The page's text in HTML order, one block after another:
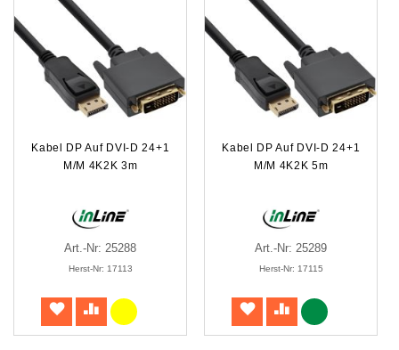
Kabel DP Auf DVI-D 24+1
M/M 4K2K 3m
Art.-Nr: 25288
Herst-Nr: 17113
Kabel DP Auf DVI-D 24+1
M/M 4K2K 5m
Art.-Nr: 25289
Herst-Nr: 17115